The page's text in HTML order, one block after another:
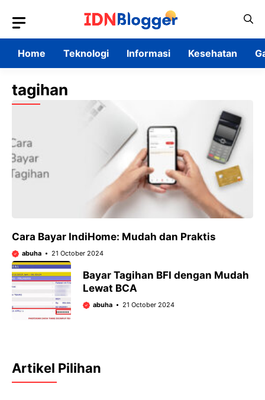
content
Home
Teknologi Informasi Kesehatan
tagihan
Cara Bayar IndiHome: Mudah dan Praktis
abuha 21 October 2024
Bayar Tagihan BFI dengan Mudah
Lewat BCA
abuha 21 October 2024
Artikel Pilihan